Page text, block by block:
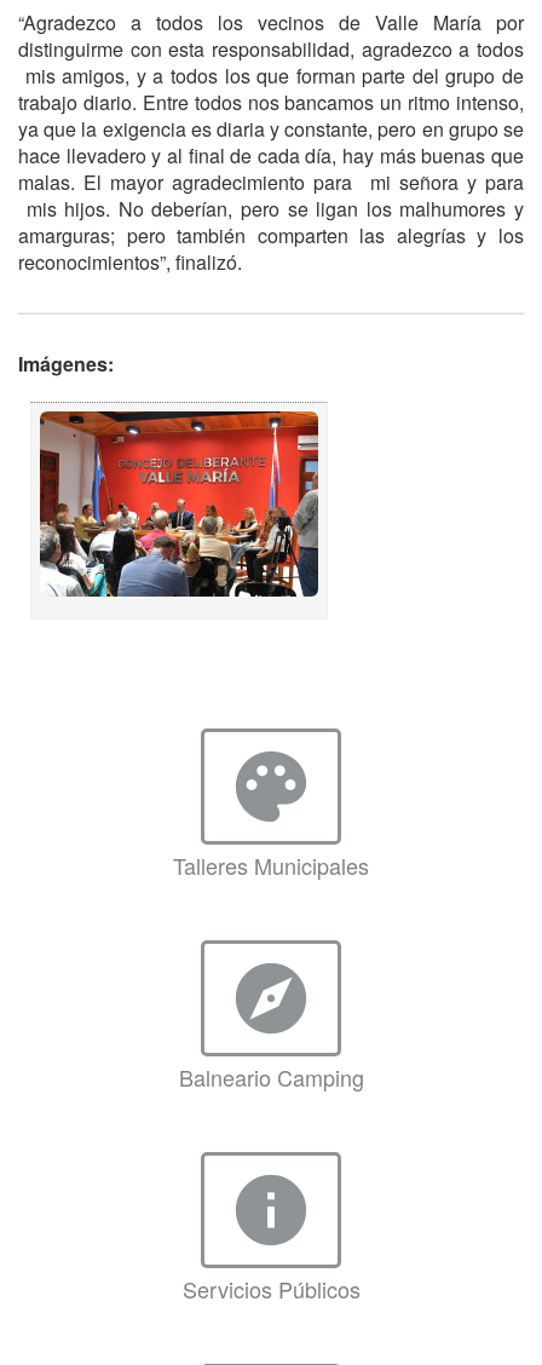
“Agradezco a todos los vecinos de Valle María por
distinguirme con esta responsabilidad, agradezco a todos
mis amigos, y a todos los que forman parte del grupo de
trabajo diario. Entre todos nos bancamos un ritmo intenso,
ya que la exigencia es diaria y constante, pero en grupo se
hace llevadero y al final de cada día, hay más buenas que
malas. El mayor agradecimiento para mi señora y para
mis hijos. No deberían, pero se ligan los malhumores y
amarguras; pero también comparten las alegrías y los
reconocimientos”, finalizó.
Imágenes:
palette
Talleres Municipales
explore
Balneario Camping
info
Servicios Públicos